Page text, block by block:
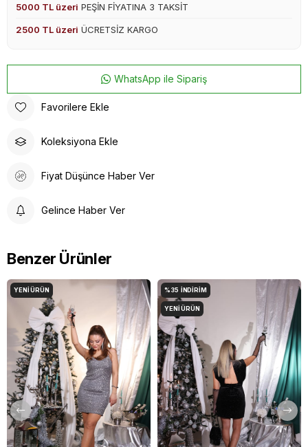
5000 TL üzeri PEŞİN FİYATINA 3 TAKSİT
2500 TL üzeri ÜCRETSİZ KARGO
WhatsApp ile Sipariş
Favorilere Ekle
Koleksiyona Ekle
Fiyat Düşünce Haber Ver
Gelince Haber Ver
Benzer Ürünler
YENI ÜRÜN %35 İNDIRIM
YENI ÜRÜN